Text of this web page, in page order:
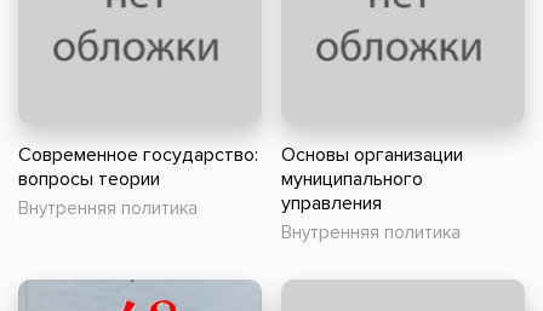
Современное государство:
вопросы теории
Внутренняя политика
Основы организации
муниципального
управления
Внутренняя политика